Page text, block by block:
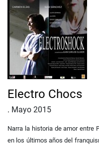
Electro Chocs
. Mayo 2015
Narra la historia de amor entre
en los últimos años del